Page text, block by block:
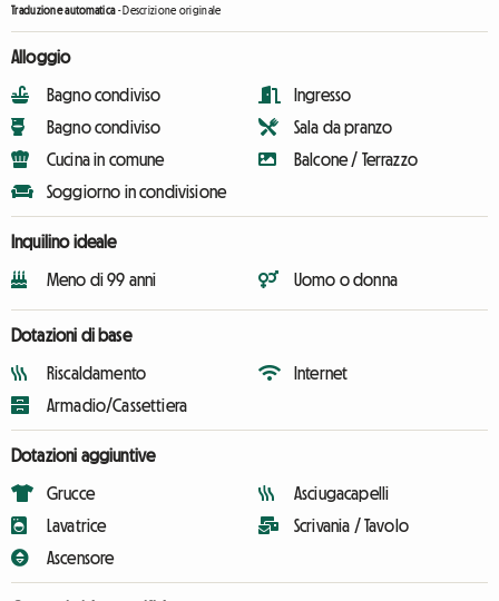
Traduzione automatica-Descrizione originale
Alloggio
Bagno condiviso
Bagno condiviso
Cucina in comune
Soggiorno in condivisione
Ingresso
Sala da pranzo
Balcone / Terrazzo
Inquilino ideale
Meno di 99 anni Uomo o donna
Dotazioni di base
Riscaldamento
Armadio/Cassettiera
Internet
Dotazioni aggiuntive
Grucce
Lavatrice
Ascensore
Asciugacapelli
Scrivania / Tavolo